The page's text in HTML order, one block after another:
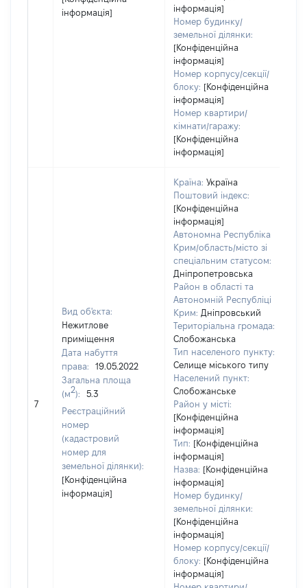
інформація]
інформація]
Номер будинку/
земельної ділянки:
[Конфіденційна
інформація]
Номер корпусу/секції/
блоку: [Конфіденційна
інформація]
Номер квартири/
кімнати/гаражу:
[Конфіденційна
інформація]
7
Вид об'єкта:
Нежитлове
приміщення
Дата набуття
права:
19.05.2022
Загальна площа
(м2):
5.3
Реєстраційний
номер
(кадастровий
номер для
земельної ділянки):
[Конфіденційна
інформація]
Країна: Україна
Поштовий індекс:
[Конфіденційна
інформація]
Автономна Республіка
Крим/область/місто зі
спеціальним статусом:
Дніпропетровська
Район в області та
Автономній Республіці
Крим: Дніпровський
Територіальна громада:
Слобожанська
Тип населеного пункту:
Селище міського типу
Населений пункт:
Слобожанське
Район у місті:
[Конфіденційна
інформація]
Тип: [Конфіденційна
інформація]
Назва: [Конфіденційна
інформація]
Номер будинку/
земельної ділянки:
[Конфіденційна
інформація]
Номер корпусу/секції/
блоку: [Конфіденційна
інформація]